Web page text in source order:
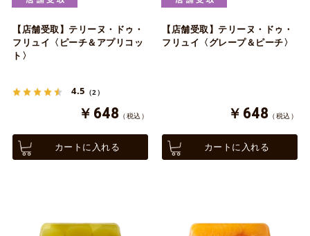
【店舗受取】テリーヌ・ドゥ・
フリュイ〈ピーチ＆アプリコッ
ト〉
4.5 （2）
￥648 （税込）
カートに入れる
【店舗受取】テリーヌ・ドゥ・
フリュイ〈グレープ＆ピーチ〉
￥648 （税込）
カートに入れる